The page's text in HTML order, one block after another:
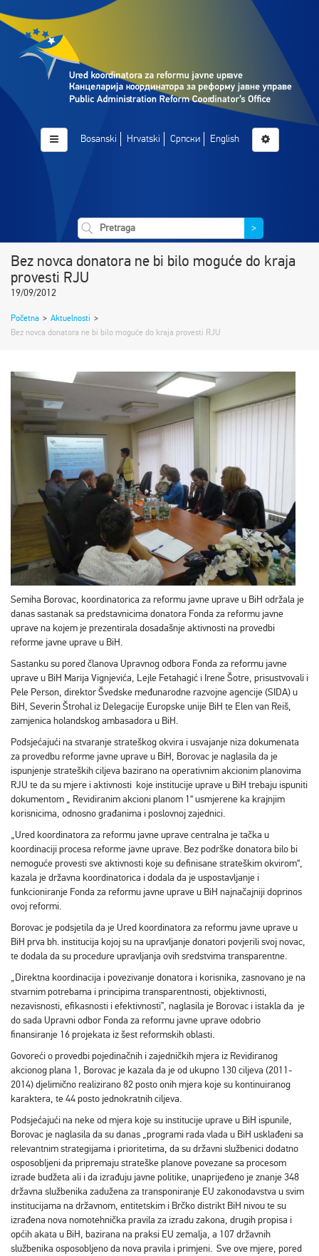
Bosanski Hrvatski Српски English
>
Bez novca donatora ne bi bilo moguće do kraja
provesti RJU
19/09/2012
Početna > Aktuelnosti >
Bez novca donatora ne bi bilo moguće do kraja provesti RJU
Semiha Borovac, koordinatorica za reformu javne uprave u BiH održala je
danas sastanak sa predstavnicima donatora Fonda za reformu javne
uprave na kojem je prezentirala dosadašnje aktivnosti na provedbi
reforme javne uprave u BiH.
Sastanku su pored članova Upravnog odbora Fonda za reformu javne
uprave u BiH Marija Vignjevića, Lejle Fetahagić i Irene Šotre, prisustvovali i
Pele Person, direktor Švedske međunarodne razvojne agencije (SIDA) u
BiH, Severin Štrohal iz Delegacije Europske unije BiH te Elen van Reiš,
zamjenica holandskog ambasadora u BiH.
Podsjećajući na stvaranje strateškog okvira i usvajanje niza dokumenata
za provedbu reforme javne uprave u BiH, Borovac je naglasila da je
ispunjenje strateških ciljeva bazirano na operativnim akcionim planovima
RJU te da su mjere i aktivnosti koje institucije uprave u BiH trebaju ispuniti
dokumentom „ Revidiranim akcioni planom 1“ usmjerene ka krajnjim
korisnicima, odnosno građanima i poslovnoj zajednici.
„Ured koordinatora za reformu javne uprave centralna je tačka u
koordinaciji procesa reforme javne uprave. Bez podrške donatora bilo bi
nemoguće provesti sve aktivnosti koje su definisane strateškim okvirom“,
kazala je državna koordinatorica i dodala da je uspostavljanje i
funkcioniranje Fonda za reformu javne uprave u BiH najnačajniji doprinos
ovoj reformi.
Borovac je podsjetila da je Ured koordinatora za reformu javne uprave u
BiH prva bh. institucija kojoj su na upravljanje donatori povjerili svoj novac,
te dodala da su procedure upravljanja ovih sredstvima transparentne.
„Direktna koordinacija i povezivanje donatora i korisnika, zasnovano je na
stvarnim potrebama i principima transparentnosti, objektivnosti,
nezavisnosti, efikasnosti i efektivnosti”, naglasila je Borovac i istakla da je
do sada Upravni odbor Fonda za reformu javne uprave odobrio
finansiranje 16 projekata iz šest reformskih oblasti.
Govoreći o provedbi pojedinačnih i zajedničkih mjera iz Revidiranog
akcionog plana 1, Borovac je kazala da je od ukupno 130 ciljeva (2011-
2014) djelimično realizirano 82 posto onih mjera koje su kontinuiranog
karaktera, te 44 posto jednokratnih ciljeva.
Podsjećajući na neke od mjera koje su institucije uprave u BiH ispunile,
Borovac je naglasila da su danas „programi rada vlada u BiH usklađeni sa
relevantnim strategijama i prioritetima, da su državni službenici dodatno
osposobljeni da pripremaju strateške planove povezane sa procesom
izrade budžeta ali i da izrađuju javne politike, unaprijeđeno je znanje 348
državna službenika zadužena za transponiranje EU zakonodavstva u svim
institucijama na državnom, entitetskim i Brčko distrikt BiH nivou te su
izrađena nova nomotehnička pravila za izradu zakona, drugih propisa i
općih akata u BiH, bazirana na praksi EU zemalja, a 107 državnih
službenika osposobljeno da nova pravila i primjeni. Sve ove mjere, pored